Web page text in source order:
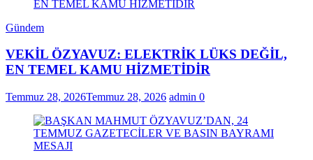
Gündem
VEKİL ÖZYAVUZ: ELEKTRİK LÜKS DEĞİL,
EN TEMEL KAMU HİZMETİDİR
Temmuz 28, 2026Temmuz 28, 2026 admin 0